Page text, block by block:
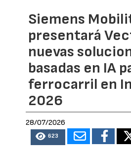
Siemens
presentará
nuevas
basadas en IA
ferrocarril en
2026
28/07/2026
623